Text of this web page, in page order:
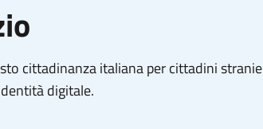
cittadinanza italiana per cittadini
digitale.